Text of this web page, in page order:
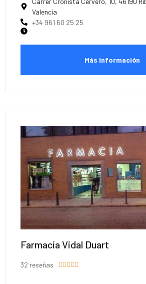
Valencia
+34 961 60 25 25
Más Información
Farmacia Vidal Duart
32 reseñas 